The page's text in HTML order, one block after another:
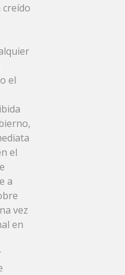
creído
el
el
a
vez
en